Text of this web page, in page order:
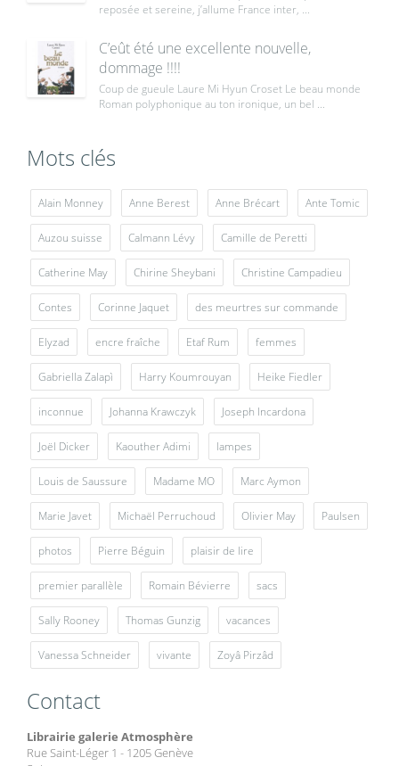
reposée et sereine, j’allume France inter, ...
C’eût été une excellente nouvelle,
dommage !!!!
Coup de gueule Laure Mi Hyun Croset Le beau monde
Roman polyphonique au ton ironique, un bel ...
Mots clés
Alain Monney Anne Berest Anne Brécart Ante Tomic
Auzou suisse Calmann Lévy Camille de Peretti
Catherine May Chirine Sheybani Christine Campadieu
Contes Corinne Jaquet des meurtres sur commande
Elyzad encre fraîche Etaf Rum femmes
Gabriella Zalapì Harry Koumrouyan Heike Fiedler
inconnue Johanna Krawczyk Joseph Incardona
Joël Dicker Kaouther Adimi lampes
Louis de Saussure Madame MO Marc Aymon
Marie Javet Michaël Perruchoud Olivier May Paulsen
photos Pierre Béguin plaisir de lire
premier parallèle Romain Bévierre sacs
Sally Rooney Thomas Gunzig vacances
Vanessa Schneider vivante Zoyâ Pirzâd
Contact
Librairie galerie Atmosphère
Rue Saint-Léger 1 - 1205 Genève